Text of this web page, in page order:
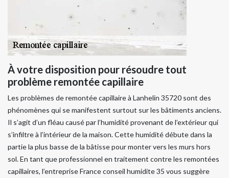
À votre disposition pour résoudre tout
problème remontée capillaire
Les problèmes de remontée capillaire à Lanhelin 35720 sont des
phénomènes qui se manifestent surtout sur les bâtiments anciens.
Il s’agit d’un fléau causé par l’humidité provenant de l’extérieur qui
s’infiltre à l’intérieur de la maison. Cette humidité débute dans la
partie la plus basse de la bâtisse pour monter vers les murs hors
sol. En tant que professionnel en traitement contre les remontées
capillaires, l’entreprise France conseil humidite 35 vous suggère